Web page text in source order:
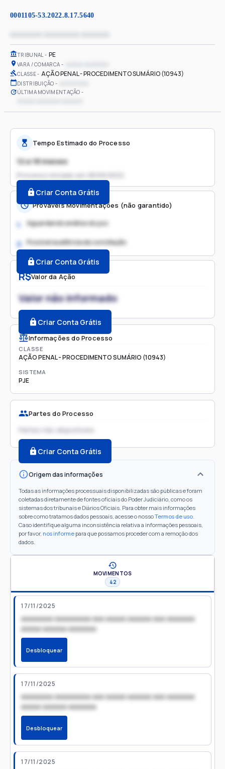
0001105-53.2022.8.17.5640
TRIBUNAL PE
VARA / COMARCA
CLASSE AÇÃO PENAL - PROCEDIMENTO SUMÁRIO (10943)
DISTRIBUIÇÃO
ÚLTIMA MOVIMENTAÇÃO
R$Valor da Ação
Valor não informado
Criar Conta Grátis
Informações do Processo
CLASSE
AÇÃO PENAL - PROCEDIMENTO SUMÁRIO (10943)
SISTEMA
PJE
Partes do Processo
Partes não disponíveis
Criar Conta Grátis
Origem das informações
Todas as informações processuais disponibilizadas são públicas e foram
coletadas diretamente de fontes oficiais do Poder Judiciário, como os
sistemas dos tribunais e Diários Oficiais. Para obter mais informações
sobre como tratamos dados pessoais, acesse o nossoTermos de uso.
Caso identifique alguma inconsistência relativa a informações pessoais,
por favor, nos informe para que possamos proceder com a remoção dos
dados.
Tempo Estimado do Processo
12 a 18 meses
Processo iniciado em
Criar Conta Grátis
Prováveis Movimentações (não garantido)
1. Aguardando análise do juiz
2. Possível audiência de conciliação
Criar Conta Grátis
MOVIMENTOS
42
17/11/2025
xxxxxxxx xxxxxxxxx xxx xxxxx xxxxxx xxx xxxxxxx
xxxxx xxxxxx xxxxxxx
Desbloquear
17/11/2025
xxxxxxxx xxxxxxxxx xxx xxxxx xxxxxx xxx xxxxxxx
xxxxx xxxxxx xxxxxxx
Desbloquear
17/11/2025